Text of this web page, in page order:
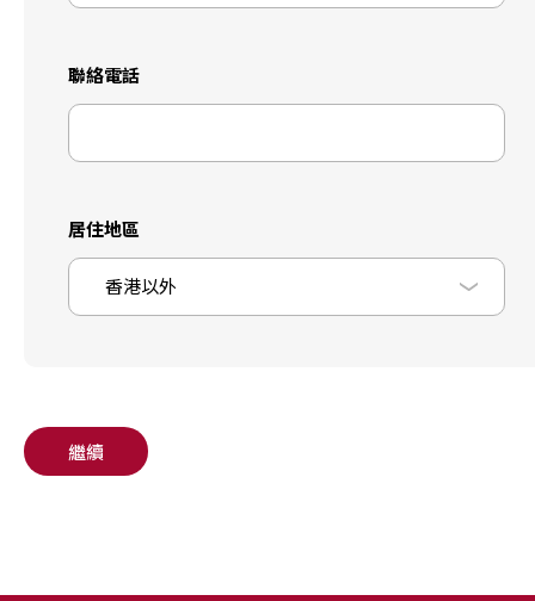
聯絡電話
居住地區
香港以外
繼續